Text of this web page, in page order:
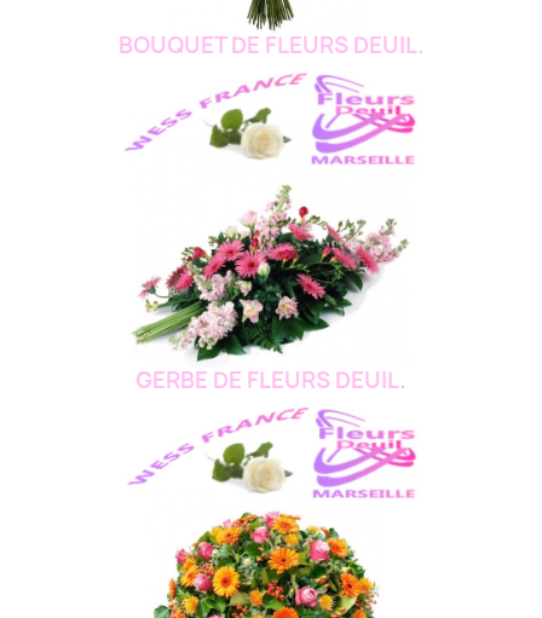
BOUQUET DE FLEURS DEUIL.
GERBE DE FLEURS DEUIL.